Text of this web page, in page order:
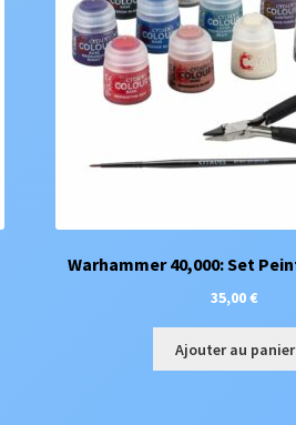
Warhammer 40,000: Set
35,00€
Ajouter au panier